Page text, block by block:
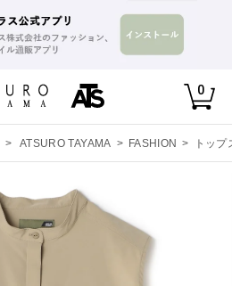
0
> ATSURO TAYAMA > FASHION > トップ